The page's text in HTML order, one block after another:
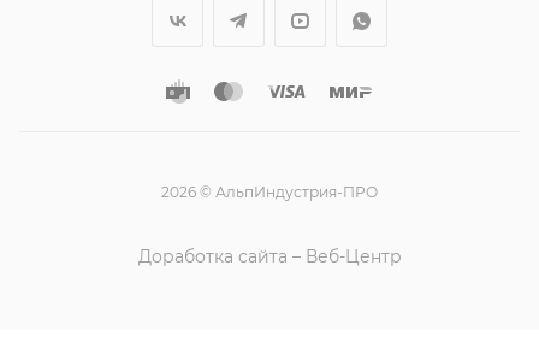
2026 © АльпИндустрия-ПРО
Доработка сайта – Веб-Центр